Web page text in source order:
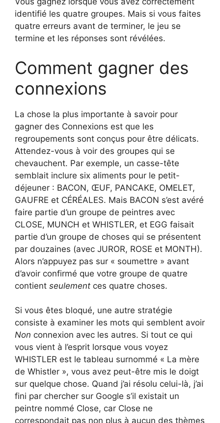
identifié les quatre groupes. Mais si vous faites
quatre erreurs avant de terminer, le jeu se
termine et les réponses sont révélées.
Comment gagner des
connexions
La chose la plus importante à savoir pour
gagner des Connexions est que les
regroupements sont conçus pour être délicats.
Attendez-vous à voir des groupes qui se
chevauchent. Par exemple, un casse-tête
semblait inclure six aliments pour le petit-
déjeuner : BACON, ŒUF, PANCAKE, OMELET,
GAUFRE et CÉRÉALES. Mais BACON s’est avéré
faire partie d’un groupe de peintres avec
CLOSE, MUNCH et WHISTLER, et EGG faisait
partie d’un groupe de choses qui se présentent
par douzaines (avec JUROR, ROSE et MONTH).
Alors n’appuyez pas sur « soumettre » avant
d’avoir confirmé que votre groupe de quatre
contient seulement ces quatre choses.
Si vous êtes bloqué, une autre stratégie
consiste à examiner les mots qui semblent avoir
Non connexion avec les autres. Si tout ce qui
vous vient à l’esprit lorsque vous voyez
WHISTLER est le tableau surnommé « La mère
de Whistler », vous avez peut-être mis le doigt
sur quelque chose. Quand j’ai résolu celui-là, j’ai
fini par chercher sur Google s’il existait un
peintre nommé Close, car Close ne
correspondait pas non plus à aucun des thèmes